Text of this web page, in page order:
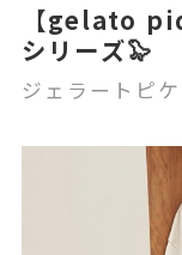
【gelato
シリーズ🦭
ジェラートピケ